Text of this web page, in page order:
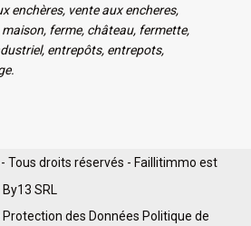
enchères, vente aux encheres,
ferme, château, fermette,
entrepôts, entrepots,
Tous droits réservés - Faillitimmo est
SRL
des Données Politique de